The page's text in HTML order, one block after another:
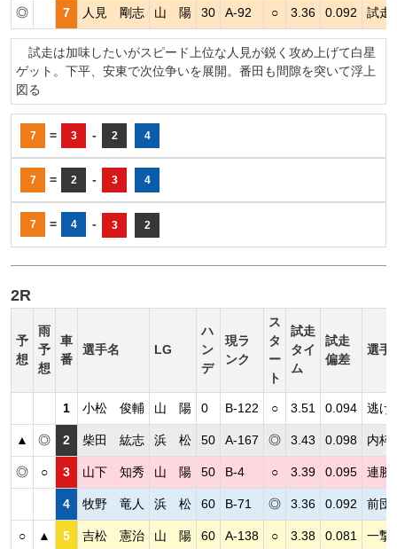
◎ 7 人見 剛志 山 陽 30 A-92 ○ 3.36 0.092 試走
試走は加味したいがスピード上位な人見が鋭く攻め上げて白星
ゲット。下平、安東で次位争いを展開。番田も間隙を突いて浮上
図る
7 = 3 - 2 4
7 = 2 - 3 4
7 = 4 - 3 2
2R
予
想
雨
予
想
車
番
選手名 LG
ハ
ン
デ
現ラ
ンク
ス
タ
ー
ト
試走
タイ
ム
試走
偏差
選手
1 小松 俊輔 山 陽 0 B-122 ○ 3.51 0.094 逃げ
▲ ◎ 2 柴田 紘志 浜 松 50 A-167 ◎ 3.43 0.098 内枠
◎ ○ 3 山下 知秀 山 陽 50 B-4 ○ 3.39 0.095 連勝
4 牧野 竜人 浜 松 60 B-71 ◎ 3.36 0.092 前団
○ ▲ 5 吉松 憲治 山 陽 60 A-138 ○ 3.38 0.081 一撃